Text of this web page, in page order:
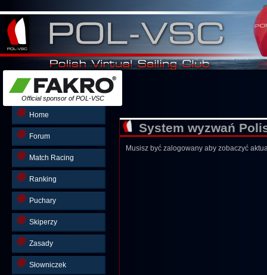
Official sponsor of POL-VSC
Home
Forum
Match Racing
Ranking
Puchary
Skiperzy
Zasady
Słowniczek
System wyzwań
Musisz być zalogowany aby zobaczyć